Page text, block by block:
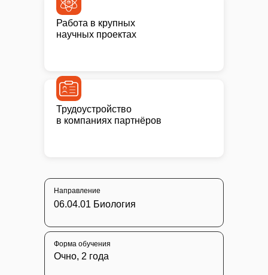
Работа в крупных
научных проектах
Трудоустройство
в компаниях партнёров
06.04.01 Биология
Направление
Очно, 2 года
Форма обучения